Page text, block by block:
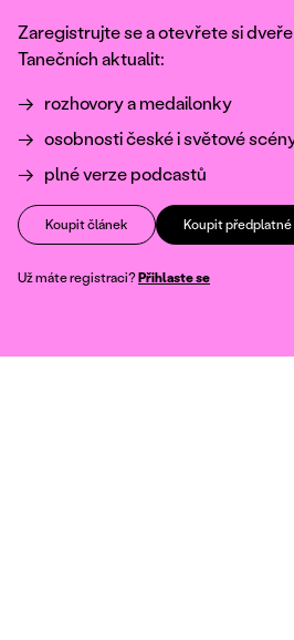
Zaregistrujte se a otevřete si
Tanečních aktualit:
rozhovory a medailonky
osobnosti české i světové
plné verze podcastů
Koupit článek Koupit předplatné
Už máte registraci?Přihlaste se